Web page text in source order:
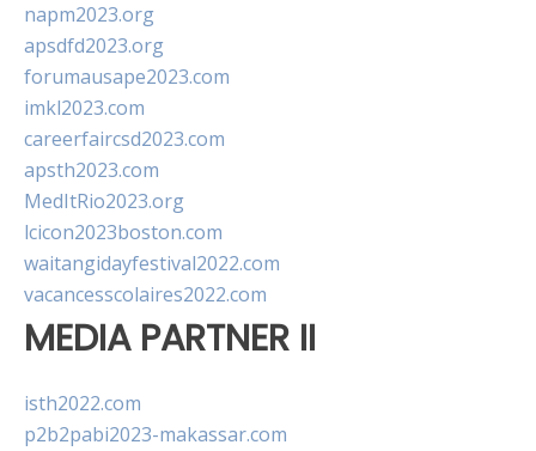
napm2023.org
apsdfd2023.org
forumausape2023.com
imkl2023.com
careerfaircsd2023.com
apsth2023.com
MedItRio2023.org
lcicon2023boston.com
waitangidayfestival2022.com
vacancesscolaires2022.com
MEDIA PARTNER II
isth2022.com
p2b2pabi2023-makassar.com